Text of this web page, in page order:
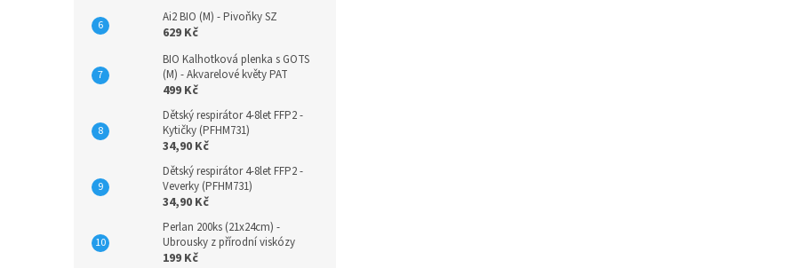
Ai2 BIO (M) - Pivoňky SZ
629 Kč
BIO Kalhotková plenka s GOTS
(M) - Akvarelové květy PAT
499 Kč
Dětský respirátor 4-8let FFP2 -
Kytičky (PFHM731)
34,90 Kč
Dětský respirátor 4-8let FFP2 -
Veverky (PFHM731)
34,90 Kč
Perlan 200ks (21x24cm) -
Ubrousky z přírodní viskózy
199 Kč